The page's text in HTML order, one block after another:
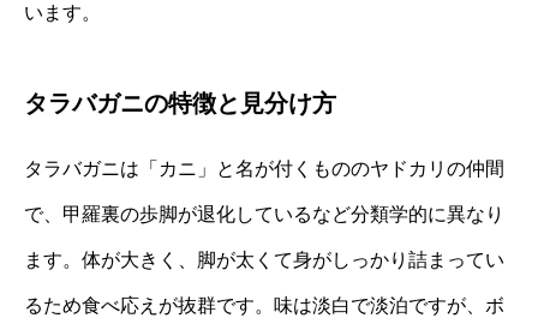
います。
タラバガニの特徴と見分け方
タラバガニは「カニ」と名が付くもののヤドカリの仲間
で、甲羅裏の歩脚が退化しているなど分類学的に異なり
ます。体が大きく、脚が太くて身がしっかり詰まってい
るため食べ応えが抜群です。味は淡白で淡泊ですが、ボ